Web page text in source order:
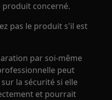
produit concerné.
pas le produit s'il est
par soi-même
peut
la sécurité si elle
et pourrait